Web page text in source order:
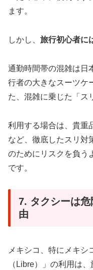
ます。
しかし、 旅行初心者に
通勤時間帯の混雑は日
行者の大きなスーツケ
た、混雑に乗じた「ス
利用する場合は、貴重
など、徹底したスリ対
のためにリスクを負う
です。
7. タクシーは
由
メキシコ、特にメキシ
（Libre）」の利用は